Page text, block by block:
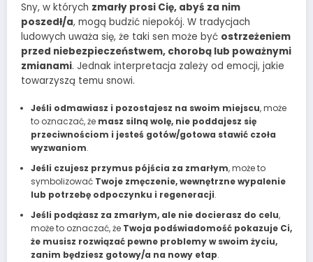
Sny, w których zmarły prosi Cię, abyś za nim
poszedł/a, mogą budzić niepokój. W tradycjach
ludowych uważa się, że taki sen może być ostrzeżeniem
przed niebezpieczeństwem, chorobą lub poważnymi
zmianami. Jednak interpretacja zależy od emocji, jakie
towarzyszą temu snowi.
Jeśli odmawiasz i pozostajesz na swoim miejscu, może
to oznaczać, że masz silną wolę, nie poddajesz się
przeciwnościom i jesteś gotów/gotowa stawić czoła
wyzwaniom.
Jeśli czujesz przymus pójścia za zmarłym, może to
symbolizować Twoje zmęczenie, wewnętrzne wypalenie
lub potrzebę odpoczynku i regeneracji.
Jeśli podążasz za zmarłym, ale nie docierasz do celu,
może to oznaczać, że Twoja podświadomość pokazuje Ci,
że musisz rozwiązać pewne problemy w swoim życiu,
zanim będziesz gotowy/a na nowy etap.